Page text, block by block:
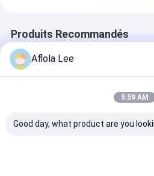
Produits Recommandés
Aflola Lee
5:59 AM
Good day, what product are you